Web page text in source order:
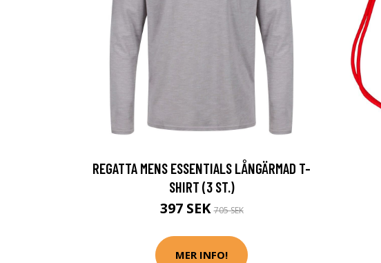
REGATTA MENS ESSENTIALS LÅNGÄRMAD T-
SHIRT (3 ST.)
397 SEK705 SEK
MER INFO!